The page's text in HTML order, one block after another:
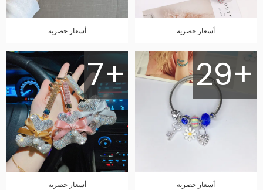
أسعار حصرية أسعار حصرية
29+
أسعار حصرية
7+
أسعار حصرية